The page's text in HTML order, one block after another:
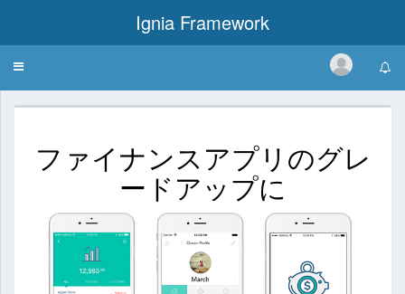
Ignia Framework
Toggle
ファイナンスアプリのグレ
ードアップに